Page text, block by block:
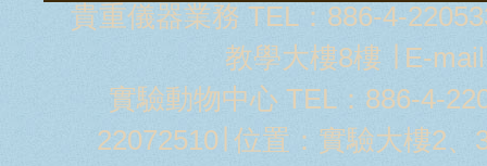
貴重儀器業務 TEL：886-4-
教學大樓8樓 ∣ E-
實驗動物中心 TEL：886-4-
22072510∣ 位置：實驗大樓2